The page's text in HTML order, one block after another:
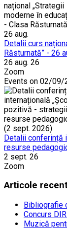
Detalii curs
Răsturnată” - 26
26 aug. 26
Zoom
Events on 02/09/
Detalii conferință
resurse
2 sept. 26
Zoom
Articole
Bibliografie
Concurs
Muzică